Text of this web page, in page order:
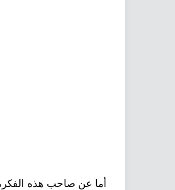
أما عن صاحب هذه